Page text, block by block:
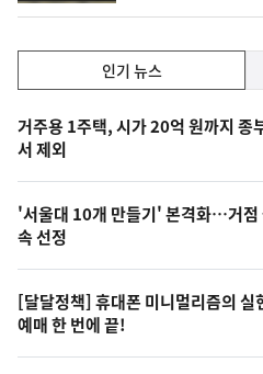
기,
최
신,
오
늘
의
영
상
인기 뉴스
기
뉴
스
거주용 1주택, 시가 20억 원까지 종
서 제외
'서울대 10개 만들기' 본격화…거점
속 선정
[달달정책] 휴대폰 미니멀리즘의
예매 한 번에 끝!